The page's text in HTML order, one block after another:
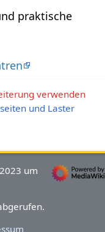
praktische
verwenden
und Laster
um